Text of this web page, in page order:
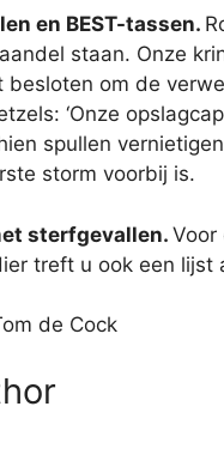
en BEST-tassen.
staan. Onze
besloten om de
‘Onze
spullen
storm voorbij is.
sterfgevallen. Voor
treft u ook een
de Cock